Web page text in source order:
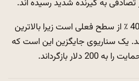
به گیرنده شدید رسیده اند.
بنابراین ، این سکه احتمالاً بیش از 40 ٪ از سطح فعلی است زیرا بالاترین
دهد. یک سناریوی جایگزین این است که
بازگرداند.